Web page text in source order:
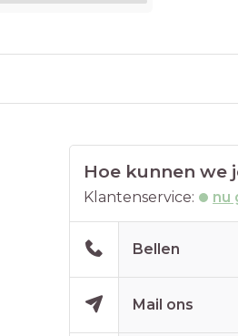
Hoe kunnen we
Klantenservice: nu
Bellen
Mail ons